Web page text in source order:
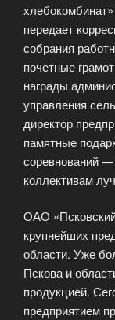
передает
собрания
почетные
награды
управления
директор
памятные
соревнований
коллективам
ОАО
крупнейших
области. Уже
Пскова и
продукцией.
предприятием